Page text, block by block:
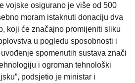
vojske osigurano je više od 500
moram istaknuti donaciju dva
koji će značajno promijeniti sliku
u pogledu sposobnosti i
spomenutih sustava znači
i ogroman tehnološki
podsjetio je ministar i